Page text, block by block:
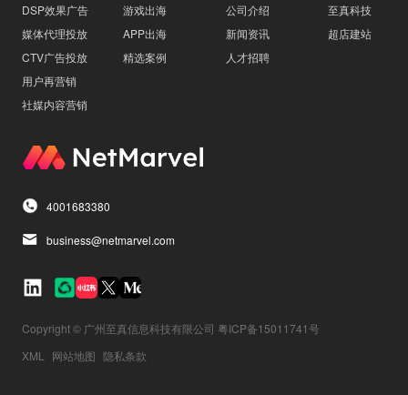
DSP效果广告
媒体代理投放
CTV广告投放
用户再营销
社媒内容营销
游戏出海
APP出海
精选案例
公司介绍
新闻资讯
人才招聘
至真科技
超店建站
4001683380
business@netmarvel.com
Copyright © 广州至真信息科技有限公司 粤ICP备15011741号
XML
网站地图 隐私条款